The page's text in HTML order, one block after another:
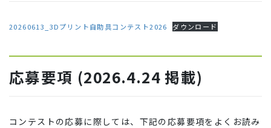
20260613_3Dプリント自助具コンテスト2026 ダウンロード
応募要項 (2026.4.24 掲載)
コンテストの応募に際しては、下記の応募要項をよくお読み